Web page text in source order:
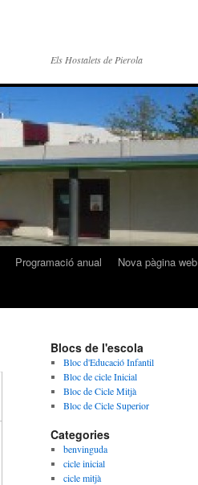
Els Hostalets de Pierola
Programació anual
Nova pàgina web
Blocs de l'escola
Bloc d'Educació Infantil
Bloc de cicle Inicial
Bloc de Cicle Mitjà
Bloc de Cicle Superior
Categories
benvinguda
cicle inicial
cicle mitjà